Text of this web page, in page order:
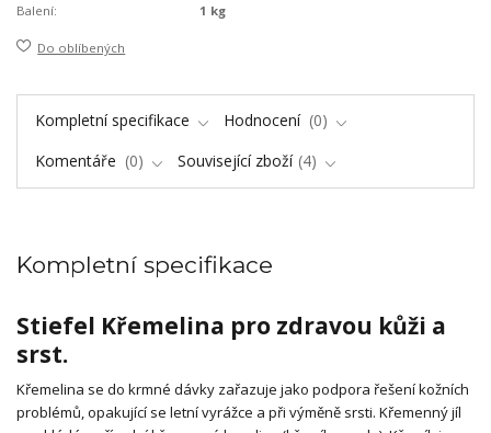
Balení:
1 kg
Do oblíbených
Kompletní specifikace Hodnocení
0
Komentáře
0 Související zboží 4
Kompletní specifikace
Stiefel Křemelina pro zdravou kůži a
srst.
Křemelina se do krmné dávky zařazuje jako podpora řešení kožních
problémů, opakující se letní vyrážce a při výměně srsti. Křemenný jíl